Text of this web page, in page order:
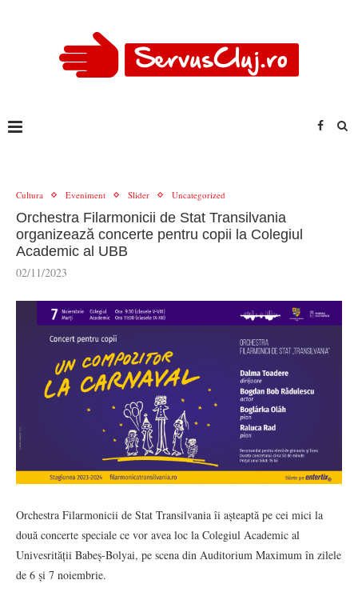
Cultura Eveniment Slider Uncategorized
Orchestra Filarmonicii de Stat Transilvania
organizează concerte pentru copii la Colegiul
Academic al UBB
02/11/2023
Orchestra Filarmonicii de Stat Transilvania îi așteaptă pe cei mici la
două concerte speciale ce vor avea loc la Colegiul Academic al
Univesrității Babeș-Bolyai, pe scena din Auditorium Maximum în zilele
de 6 și 7 noiembrie.